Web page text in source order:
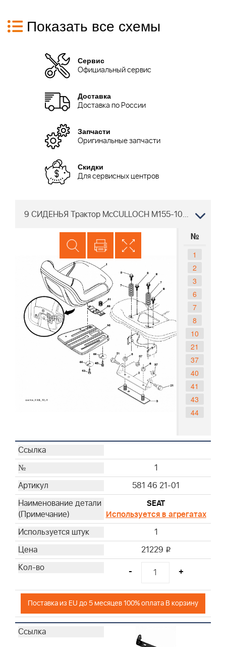
Показать все схемы
Сервис
Официальный сервис
Доставка
Доставка по России
Запчасти
Оригинальные запчасти
Скидки
Для сервисных центров
9 СИДЕНЬЯ Трактор McCULLOCH M155-107TC 96051015100 2016-07
№
1
2
3
6
7
8
10
21
37
40
41
43
44
1
581 46 21-01
SEAT
Используется в агрегатах
1
21229 i
- +
Поставка из EU до 5 месяцев 100% оплата В корзину